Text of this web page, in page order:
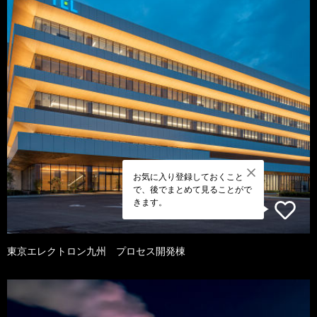
お気に入り登録しておくこと
で、後でまとめて見ることがで
きます。
東京エレクトロン九州 プロセス開発棟